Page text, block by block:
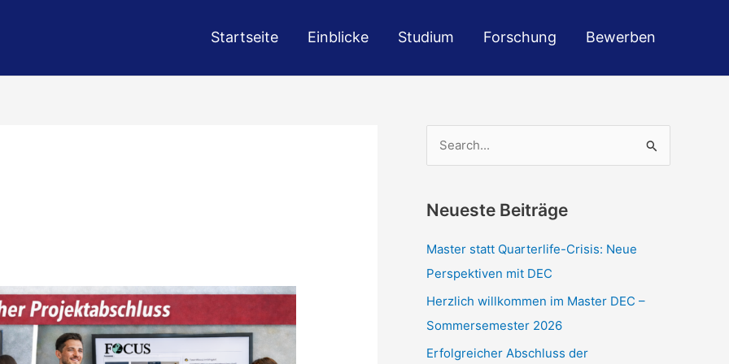
Startseite Einblicke Studium Forschung Bewerben
h
n
n
a
c
h
Neueste Beiträge
Master statt Quarterlife-Crisis: Neue
Perspektiven mit DEC
Herzlich willkommen im Master DEC –
Sommersemester 2026
Erfolgreicher Abschluss der